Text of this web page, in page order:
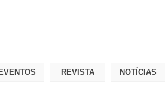
EVENTOS REVISTA NOTÍCIAS